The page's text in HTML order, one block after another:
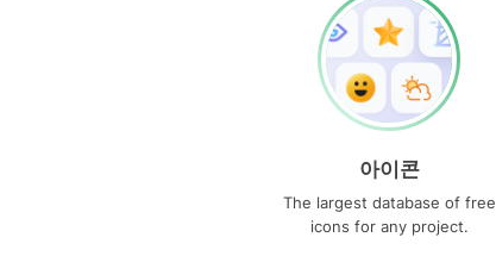
아이콘
The largest database of free
icons for any project.